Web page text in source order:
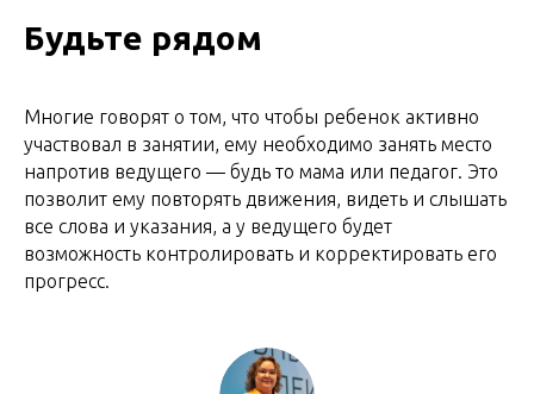
Будьте рядом
Многие говорят о том, что чтобы ребенок активно
участвовал в занятии, ему необходимо занять место
напротив ведущего — будь то мама или педагог. Это
позволит ему повторять движения, видеть и слышать
все слова и указания, а у ведущего будет
возможность контролировать и корректировать его
прогресс.